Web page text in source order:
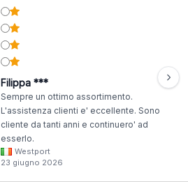
Filippa ***
Sempre un ottimo assortimento.
L'assistenza clienti e' eccellente. Sono
cliente da tanti anni e continuero' ad
esserlo.
Westport
23 giugno 2026